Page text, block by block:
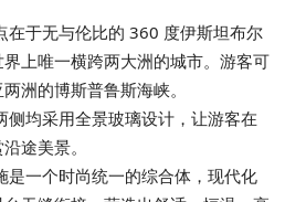
在于无与伦比的 360 度伊斯坦布尔
上唯一横跨两大洲的城市。游客可
洲的博斯普鲁斯海峡。
侧均采用全景玻璃设计，让游客在
途美景。
是一个时尚统一的综合体，现代化